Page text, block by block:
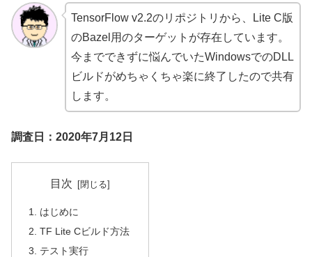
TensorFlow v2.2のリポジトリから、Lite C版
のBazel用のターゲットが存在しています。
今までできずに悩んでいたWindowsでのDLL
ビルドがめちゃくちゃ楽に終了したので共有
します。
調査日：2020年7月12日
目次
はじめに
TF Lite Cビルド方法
テスト実行